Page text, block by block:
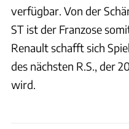
verfügbar. Von der
ST ist der Franzose
Renault schafft sich
des nächsten R.S., der
wird.